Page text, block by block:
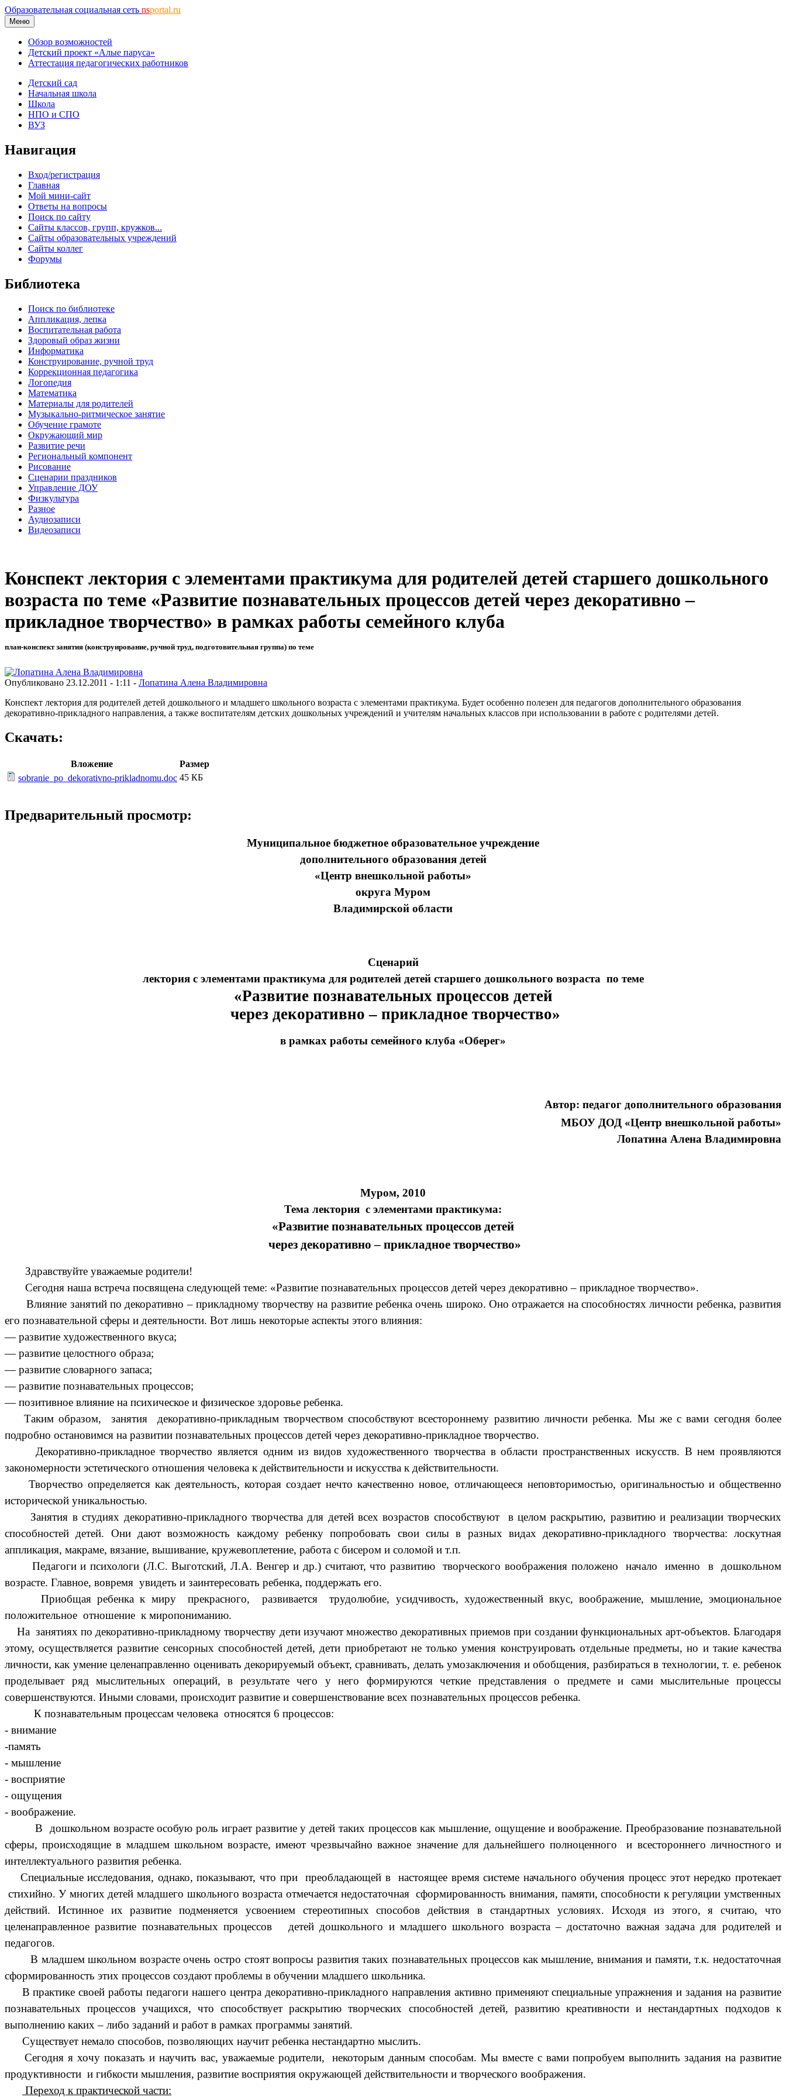
Образовательная социальная сеть nsportal.ru
Меню
Обзор возможностей
Детский проект «Алые паруса»
Аттестация педагогических работников
Детский сад
Начальная школа
Школа
НПО и СПО
ВУЗ
Навигация
Вход/регистрация
Главная
Мой мини-сайт
Ответы на вопросы
Поиск по сайту
Сайты классов, групп, кружков...
Сайты образовательных учреждений
Сайты коллег
Форумы
Библиотека
Поиск по библиотеке
Аппликация, лепка
Воспитательная работа
Здоровый образ жизни
Информатика
Конструирование, ручной труд
Коррекционная педагогика
Логопедия
Математика
Материалы для родителей
Музыкально-ритмическое занятие
Обучение грамоте
Окружающий мир
Развитие речи
Региональный компонент
Рисование
Сценарии праздников
Управление ДОУ
Физкультура
Разное
Аудиозаписи
Видеозаписи
Конспект лектория с элементами практикума для родителей детей старшего дошкольного
возраста по теме «Развитие познавательных процессов детей через декоративно –
прикладное творчество» в рамках работы семейного клуба
план-конспект занятия (конструирование, ручной труд, подготовительная группа) по теме
Опубликовано 23.12.2011 - 1:11 - Лопатина Алена Владимировна
Конспект лектория для родителей детей дошкольного и младшего школьного возраста с элементами практикума. Будет особенно полезен для педагогов дополнительного образования
декоративно-прикладного направления, а также воспитателям детских дошкольных учреждений и учителям начальных классов при использовании в работе с родителями детей.
Скачать:
Вложение
Размер
sobranie_po_dekorativno-prikladnomu.doc 45 КБ
Предварительный просмотр:
Муниципальное бюджетное образовательное учреждение
дополнительного образования детей
«Центр внешкольной работы»
округа Муром
Владимирской области
Сценарий
лектория с элементами практикума для родителей детей старшего дошкольного возраста по теме
«Развитие познавательных процессов детей
через декоративно – прикладное творчество»
в рамках работы семейного клуба «Оберег»
Автор: педагог дополнительного образования
МБОУ ДОД «Центр внешкольной работы»
Лопатина Алена Владимировна
Муром, 2010
Тема лектория с элементами практикума:
«Развитие познавательных процессов детей
через декоративно – прикладное творчество»
Здравствуйте уважаемые родители!
Сегодня наша встреча посвящена следующей теме: «Развитие познавательных процессов детей через декоративно – прикладное творчество».
Влияние занятий по декоративно – прикладному творчеству на развитие ребенка очень широко. Оно отражается на способностях личности ребенка, развития
его познавательной сферы и деятельности. Вот лишь некоторые аспекты этого влияния:
— развитие художественного вкуса;
— развитие целостного образа;
— развитие словарного запаса;
— развитие познавательных процессов;
— позитивное влияние на психическое и физическое здоровье ребенка.
Таким образом, занятия декоративно-прикладным творчеством способствуют всестороннему развитию личности ребенка. Мы же с вами сегодня более
подробно остановимся на развитии познавательных процессов детей через декоративно-прикладное творчество.
Декоративно-прикладное творчество является одним из видов художественного творчества в области пространственных искусств. В нем проявляются
закономерности эстетического отношения человека к действительности и искусства к действительности.
Творчество определяется как деятельность, которая создает нечто качественно новое, отличающееся неповторимостью, оригинальностью и общественно
исторической уникальностью.
Занятия в студиях декоративно-прикладного творчества для детей всех возрастов способствуют в целом раскрытию, развитию и реализации творческих
способностей детей. Они дают возможность каждому ребенку попробовать свои силы в разных видах декоративно-прикладного творчества: лоскутная
аппликация, макраме, вязание, вышивание, кружевоплетение, работа с бисером и соломой и т.п.
Педагоги и психологи (Л.С. Выготский, Л.А. Венгер и др.) считают, что развитию творческого воображения положено начало именно в дошкольном
возрасте. Главное, вовремя увидеть и заинтересовать ребенка, поддержать его.
Приобщая ребенка к миру прекрасного, развивается трудолюбие, усидчивость, художественный вкус, воображение, мышление, эмоциональное
положительное отношение к миропониманию.
На занятиях по декоративно-прикладному творчеству дети изучают множество декоративных приемов при создании функциональных арт-объектов. Благодаря
этому, осуществляется развитие сенсорных способностей детей, дети приобретают не только умения конструировать отдельные предметы, но и такие качества
личности, как умение целенаправленно оценивать декорируемый объект, сравнивать, делать умозаключения и обобщения, разбираться в технологии, т. е. ребенок
проделывает ряд мыслительных операций, в результате чего у него формируются четкие представления о предмете и сами мыслительные процессы
совершенствуются. Иными словами, происходит развитие и совершенствование всех познавательных процессов ребенка.
К познавательным процессам человека относятся 6 процессов:
- внимание
-память
- мышление
- восприятие
- ощущения
- воображение.
В дошкольном возрасте особую роль играет развитие у детей таких процессов как мышление, ощущение и воображение. Преобразование познавательной
сферы, происходящие в младшем школьном возрасте, имеют чрезвычайно важное значение для дальнейшего полноценного и всестороннего личностного и
интеллектуального развития ребенка.
Специальные исследования, однако, показывают, что при преобладающей в настоящее время системе начального обучения процесс этот нередко протекает
стихийно. У многих детей младшего школьного возраста отмечается недостаточная сформированность внимания, памяти, способности к регуляции умственных
действий. Истинное их развитие подменяется усвоением стереотипных способов действия в стандартных условиях. Исходя из этого, я считаю, что
целенаправленное развитие познавательных процессов детей дошкольного и младшего школьного возраста – достаточно важная задача для родителей и
педагогов.
В младшем школьном возрасте очень остро стоят вопросы развития таких познавательных процессов как мышление, внимания и памяти, т.к. недостаточная
сформированность этих процессов создают проблемы в обучении младшего школьника.
В практике своей работы педагоги нашего центра декоративно-прикладного направления активно применяют специальные упражнения и задания на развитие
познавательных процессов учащихся, что способствует раскрытию творческих способностей детей, развитию креативности и нестандартных подходов к
выполнению каких – либо заданий и работ в рамках программы занятий.
Существует немало способов, позволяющих научит ребенка нестандартно мыслить.
Сегодня я хочу показать и научить вас, уважаемые родители, некоторым данным способам. Мы вместе с вами попробуем выполнить задания на развитие
продуктивности и гибкости мышления, развитие восприятия окружающей действительности и творческого воображения.
Переход к практической части: